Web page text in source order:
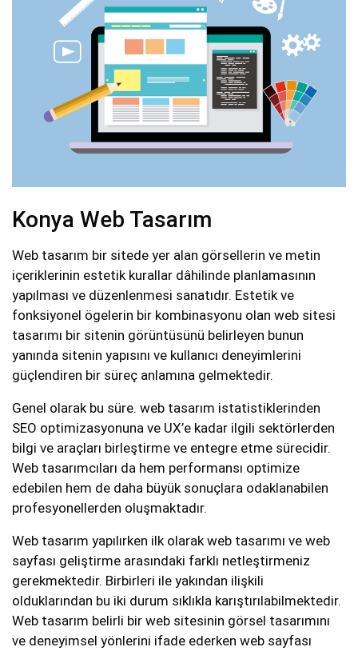
Konya Web Tasarım
Web tasarım bir sitede yer alan görsellerin ve metin
içeriklerinin estetik kurallar dâhilinde planlamasının
yapılması ve düzenlenmesi sanatıdır. Estetik ve
fonksiyonel ögelerin bir kombinasyonu olan web sitesi
tasarımı bir sitenin görüntüsünü belirleyen bunun
yanında sitenin yapısını ve kullanıcı deneyimlerini
güçlendiren bir süreç anlamına gelmektedir.
Genel olarak bu süre. web tasarım istatistiklerinden
SEO optimizasyonuna ve UX’e kadar ilgili sektörlerden
bilgi ve araçları birleştirme ve entegre etme sürecidir.
Web tasarımcıları da hem performansı optimize
edebilen hem de daha büyük sonuçlara odaklanabilen
profesyonellerden oluşmaktadır.
Web tasarım yapılırken ilk olarak web tasarımı ve web
sayfası geliştirme arasındaki farklı netleştirmeniz
gerekmektedir. Birbirleri ile yakından ilişkili
olduklarından bu iki durum sıklıkla karıştırılabilmektedir.
Web tasarım belirli bir web sitesinin görsel tasarımını
ve deneyimsel yönlerini ifade ederken web sayfası